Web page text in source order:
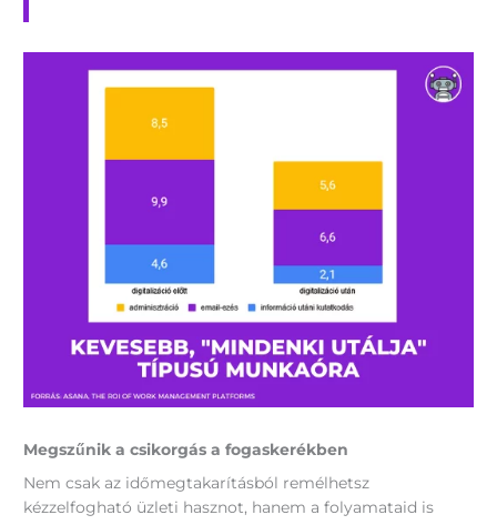
Megszűnik a csikorgás a fogaskerékben
Nem csak az időmegtakarításból remélhetsz
kézzelfogható üzleti hasznot, hanem a folyamataid is